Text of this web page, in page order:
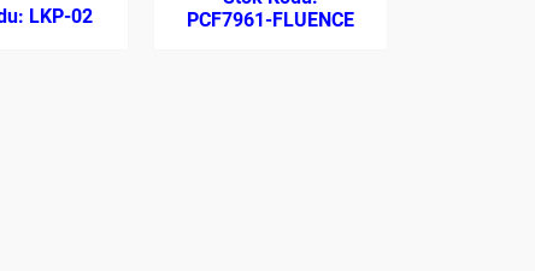
LKP-02 PCF7961-FLUENCE